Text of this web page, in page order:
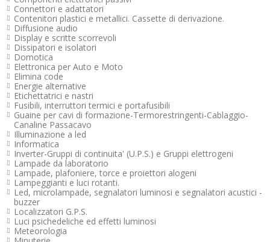
19,57 €
Disponibile
Maggiori info
43,35 €
Maggiori info
Maggiori info
11,72 €
Disponibile
Maggiori info
43,35 €
Maggiori info
Maggiori info
12,78 €
Disponibile
Maggiori info
43,35 €
Maggiori info
Maggiori info
43,35 €
Maggiori info
Maggiori info
13,51 €
Disponibile
Maggiori info
46,45 €
Maggiori info
Maggiori info
Connettori e adattatori
Contenitori plastici e metallici. Cassette di derivazione.
Diffusione audio
Display e scritte scorrevoli
Dissipatori e isolatori
Domotica
Elettronica per Auto e Moto
Elimina code
Energie alternative
Etichettatrici e nastri
Fusibili, interruttori termici e portafusibili
Guaine per cavi di formazione-Termorestringenti-Cablaggio-
Canaline Passacavo
Illuminazione a led
Informatica
Inverter-Gruppi di continuita' (U.P.S.) e Gruppi elettrogeni
Lampade da laboratorio
Lampade, plafoniere, torce e proiettori alogeni
Lampeggianti e luci rotanti.
Led, microlampade, segnalatori luminosi e segnalatori acustici -
buzzer
Localizzatori G.P.S.
Luci psichedeliche ed effetti luminosi
Meteorologia